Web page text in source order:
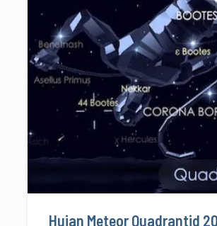
Hujan Meteor Quadrantid